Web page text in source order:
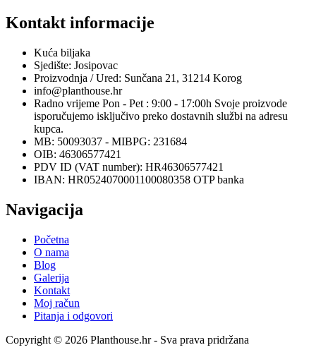
Kontakt informacije
Kuća biljaka
Sjedište: Josipovac
Proizvodnja / Ured: Sunčana 21, 31214 Korog
info@planthouse.hr
Radno vrijeme Pon - Pet : 9:00 - 17:00h Svoje proizvode
isporučujemo isključivo preko dostavnih službi na adresu
kupca.
MB: 50093037 - MIBPG: 231684
OIB: 46306577421
PDV ID (VAT number): HR46306577421
IBAN: HR0524070001100080358 OTP banka
Navigacija
Početna
O nama
Blog
Galerija
Kontakt
Moj račun
Pitanja i odgovori
Copyright © 2026 Planthouse.hr - Sva prava pridržana